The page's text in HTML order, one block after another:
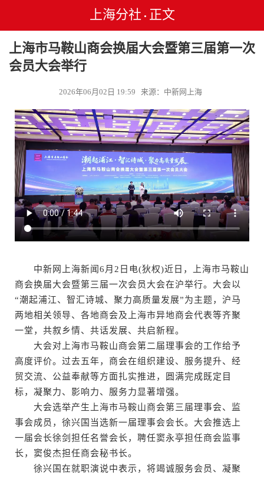
上海分社 • 正文
上海市马鞍山商会换届大会暨第三届第一次
会员大会举行
2026年06月02日 19:59 来源：中新网上海
中新网上海新闻6月2日电(狄权)近日，上海市马鞍山
商会换届大会暨第三届一次会员大会在沪举行。大会以
“潮起浦江、智汇诗城、聚力高质量发展”为主题，沪马
两地相关领导、各地商会及上海市异地商会代表等齐聚
一堂，共叙乡情、共话发展、共启新程。
大会对上海市马鞍山商会第二届理事会的工作给予
高度评价。过去五年，商会在组织建设、服务提升、经
贸交流、公益奉献等方面扎实推进，圆满完成既定目
标，凝聚力、影响力、服务力显著增强。
大会选举产生上海市马鞍山商会第三届理事会、监
事会成员，徐兴国当选新一届理事会会长。大会推选上
一届会长徐剑担任名誉会长，聘任窦永亭担任商会监事
长，窦俊杰担任商会秘书长。
徐兴国在就职演说中表示，将竭诚服务会员、凝聚